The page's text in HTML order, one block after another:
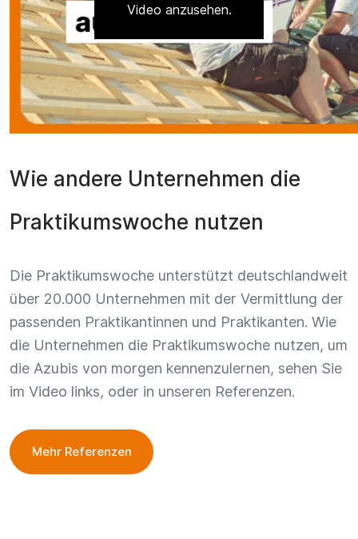
Video anzusehen.
Wie andere Unternehmen die
Praktikumswoche nutzen
Die Praktikumswoche unterstützt deutschlandweit
über 20.000 Unternehmen mit der Vermittlung der
passenden Praktikantinnen und Praktikanten. Wie
die Unternehmen die Praktikumswoche nutzen, um
die Azubis von morgen kennenzulernen, sehen Sie
im Video links, oder in unseren Referenzen.
Mehr Referenzen